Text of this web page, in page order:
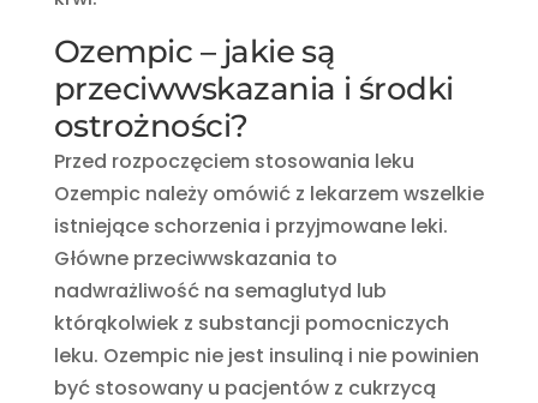
Ozempic – jakie są
przeciwwskazania i środki
ostrożności?
Przed rozpoczęciem stosowania leku
Ozempic należy omówić z lekarzem wszelkie
istniejące schorzenia i przyjmowane leki.
Główne przeciwwskazania to
nadwrażliwość na semaglutyd lub
którąkolwiek z substancji pomocniczych
leku. Ozempic nie jest insuliną i nie powinien
być stosowany u pacjentów z cukrzycą